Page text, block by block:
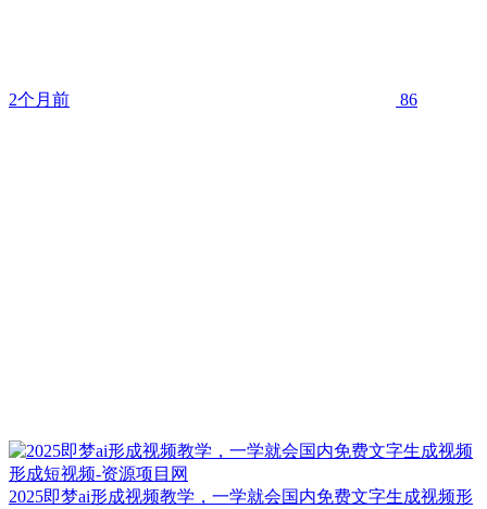
2个月前 86
2025即梦ai形成视频教学，一学就会国内免费文字生成视频形